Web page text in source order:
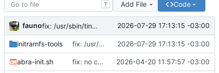
T Add File Code
fauno fix: /usr/sbin/tinc no existe 2026-07-29 17:13:15 -03:00
initramfs-tools fix: /usr/sbin/tinc no existe 2026-07-29 17:13:15 -03:00
abra-init.sh fix: no correr como root 2026-04-20 11:57:57 -03:00